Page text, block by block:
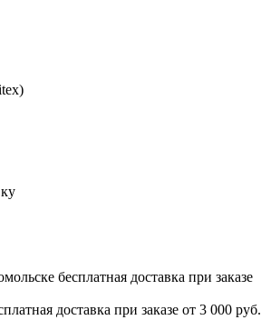
бесплатная доставка при заказе
доставка при заказе от 3 000 руб.